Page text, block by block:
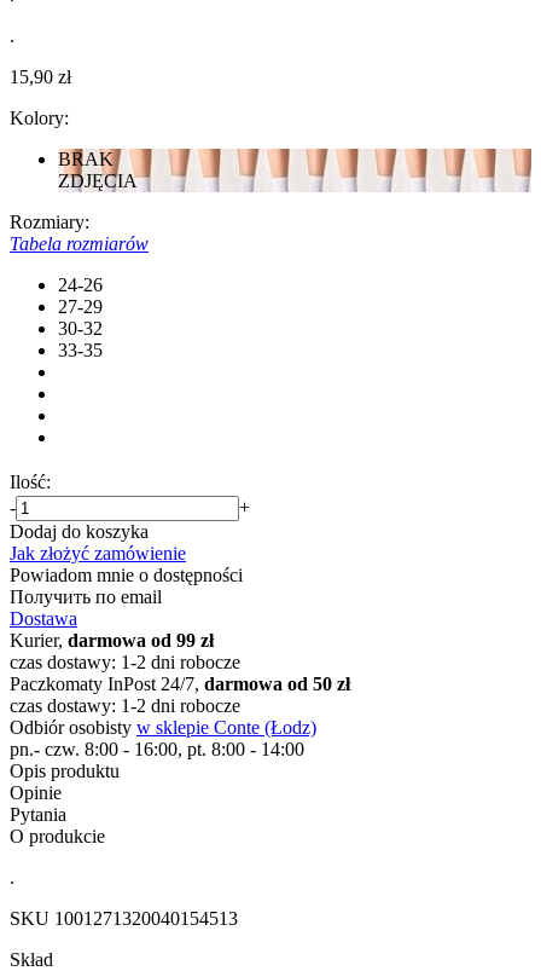
.
15,90 zł
Kolory:
BRAK
ZDJĘCIA
Rozmiary:
Tabela rozmiarów
24-26
27-29
30-32
33-35
Ilość:
-
+
Dodaj do koszyka
Jak złożyć zamówienie
Powiadom mnie o dostępności
Получить по email
Dostawa
Kurier, darmowa od 99 zł
czas dostawy: 1-2 dni robocze
Paczkomaty InPost 24/7, darmowa od 50 zł
czas dostawy: 1-2 dni robocze
Odbiór osobisty w sklepie Conte (Łodz)
pn.- czw. 8:00 - 16:00, pt. 8:00 - 14:00
Opis produktu
Opinie
Pytania
O produkcie
.
SKU 1001271320040154513
Skład